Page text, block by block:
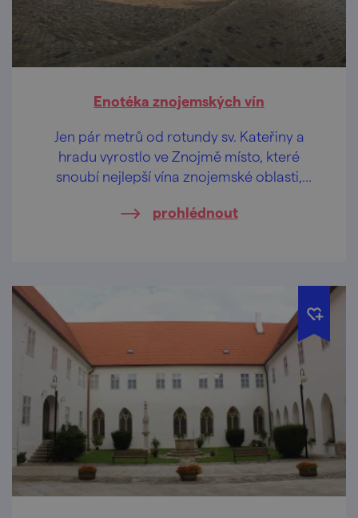
Enotéka znojemských vín
Jen pár metrů od rotundy sv. Kateřiny a
hradu vyrostlo ve Znojmě místo, které
snoubí nejlepší vína znojemské oblasti,
prohlédnout